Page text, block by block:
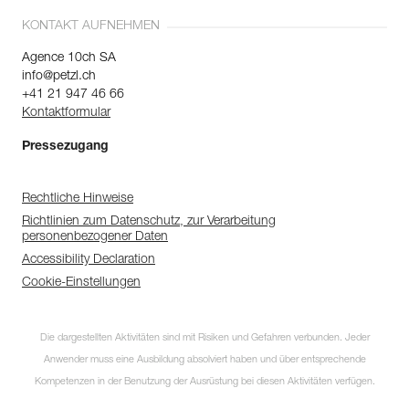
KONTAKT AUFNEHMEN
Agence 10ch SA
info@petzl.ch
+41 21 947 46 66
Kontaktformular
Pressezugang
Rechtliche Hinweise
Richtlinien zum Datenschutz, zur Verarbeitung
personenbezogener Daten
Accessibility Declaration
Cookie-Einstellungen
Die dargestellten Aktivitäten sind mit Risiken und Gefahren verbunden. Jeder
Anwender muss eine Ausbildung absolviert haben und über entsprechende
Kompetenzen in der Benutzung der Ausrüstung bei diesen Aktivitäten verfügen.